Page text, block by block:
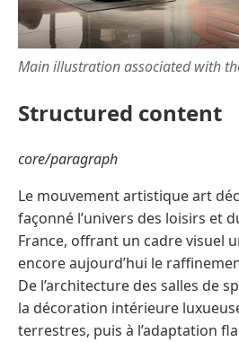
Main illustration associated with
Structured content
core/paragraph
Le mouvement artistique art
façonné l’univers des loisirs et
France, offrant un cadre visuel
encore aujourd’hui le
De l’architecture des salles de
la décoration intérieure
terrestres, puis à l’adaptation